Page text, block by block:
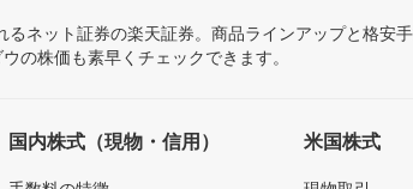
ネット証券の楽天証券。商品ラインアップと格安
の株価も素早くチェックできます。
国内株式（現物・信用） 米国株式